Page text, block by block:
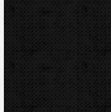
Tlakové pumpy
Čističky kanalizace
Odvápňovací systémy
Klimatizační technika